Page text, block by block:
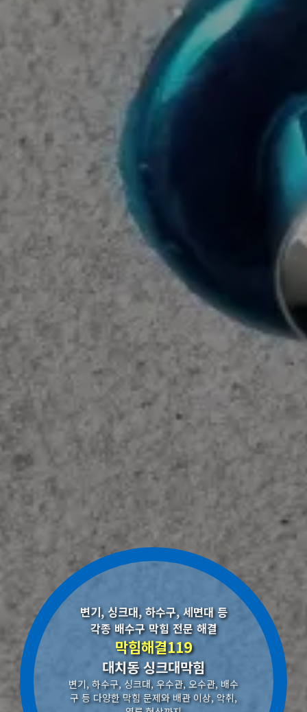
변기, 싱크대, 하수구, 세면대 등
각종 배수구 막힘 전문 해결
막힘해결119
대치동 싱크대막힘
변기, 하수구, 싱크대, 우수관, 오수관, 배수
구 등 다양한 막힘 문제와 배관 이상, 악취,